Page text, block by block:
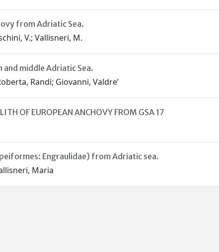
from Adriatic Sea.
V.; Vallisneri, M.
middle Adriatic Sea.
Randi; Giovanni, Valdre’
OF EUROPEAN ANCHOVY FROM GSA 17
Engraulidae) from Adriatic sea.
Maria